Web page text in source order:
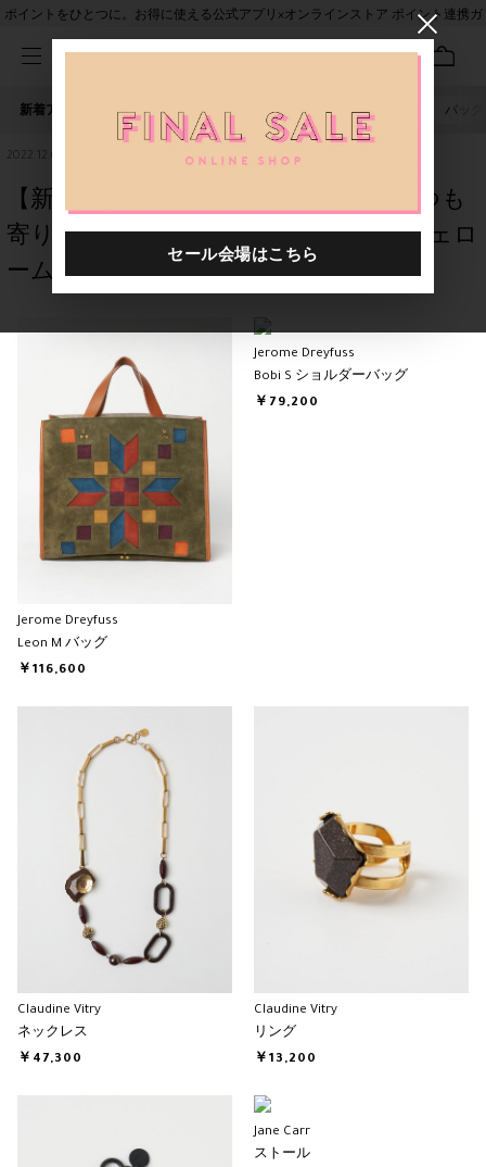
ポイントをひとつに。お得に使える公式アプリ×オンラインストア ポイント連携ガ
新着アイテム 人気ワード セール 40th限定 バッグ
2022.12.07
【新宿店】-LEON-大切な彼のそばにいつも
寄り添うように 【JEROME DREYFUSS(ジェロ
ーム・ドレフュス)】
Jerome Dreyfuss
Leon M バッグ
￥116,600
Jerome Dreyfuss
Bobi S ショルダーバッグ
￥79,200
Claudine Vitry
ネックレス
￥47,300
Claudine Vitry
リング
￥13,200
Jane Carr
ストール